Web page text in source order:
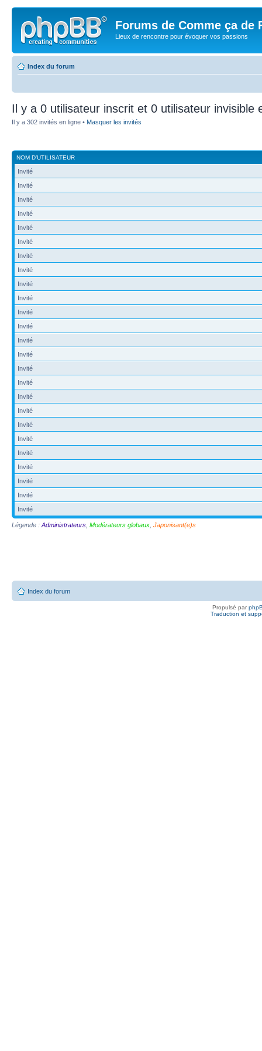
Forums de Comme ça de
Lieux de rencontre pour évoquer vos passions
Index du forum
Il y a 0 utilisateur inscrit et 0 utilisateur invisible
Il y a 302 invités en ligne • Masquer les invités
NOM D’UTILISATEUR
Invité
Invité
Invité
Invité
Invité
Invité
Invité
Invité
Invité
Invité
Invité
Invité
Invité
Invité
Invité
Invité
Invité
Invité
Invité
Invité
Invité
Invité
Invité
Invité
Invité
Légende : Administrateurs Modérateurs globaux Japonisant(e)s
Index du forum
Propulsé par
Traduction et